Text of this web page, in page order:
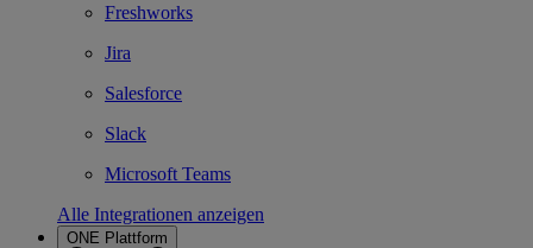
Freshworks
Jira
Salesforce
Slack
Microsoft Teams
Alle Integrationen anzeigen
ONE Plattform